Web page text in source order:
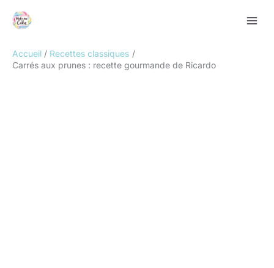
Accueil
Recettes classiques
Carrés aux prunes : recette gourmande de Ricardo